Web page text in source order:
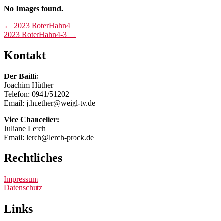
No Images found.
Post
navigation
← 2023 RoterHahn4
2023 RoterHahn4-3 →
Kontakt
Der Bailli:
Joachim Hüther
Telefon: 0941/51202
Email: j.huether@weigl-tv.de
Vice Chancelier:
Juliane Lerch
Email: lerch@lerch-prock.de
Rechtliches
Impressum
Datenschutz
Links